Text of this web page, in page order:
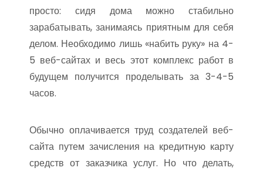
просто: сидя дома можно стабильно
зарабатывать, занимаясь приятным для себя
делом. Необходимо лишь «набить руку» на 4-
5 веб-сайтах и весь этот комплекс работ в
будущем получится проделывать за 3-4-5
часов.
Обычно оплачивается труд создателей веб-
сайта путем зачисления на кредитную карту
средств от заказчика услуг. Но что делать,